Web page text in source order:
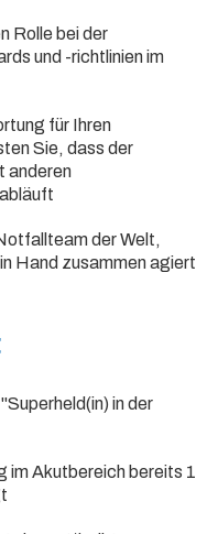
Rolle bei der
und -richtlinien im
für Ihren
Sie, dass der
anderen
der Welt,
Hand zusammen agiert
in der
im Akutbereich bereits 1